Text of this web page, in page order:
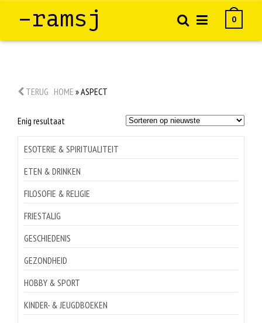
–ramsj 0
TERUG HOME »ASPECT
Enig resultaat
ESOTERIE & SPIRITUALITEIT
ETEN & DRINKEN
FILOSOFIE & RELIGIE
FRIESTALIG
GESCHIEDENIS
GEZONDHEID
HOBBY & SPORT
KINDER- & JEUGDBOEKEN